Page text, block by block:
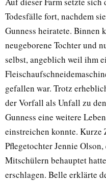
Todesfälle fort, nachdem
Gunness heiratete. Binnen
neugeborene Tochter und
selbst, angeblich weil ihm
gefallen war. Trotz
der Vorfall als Unfall zu
Gunness eine weitere
einstreichen konnte. Kurze
Pflegetochter Jennie
Mitschülern behauptet
erschlagen. Belle erklärte